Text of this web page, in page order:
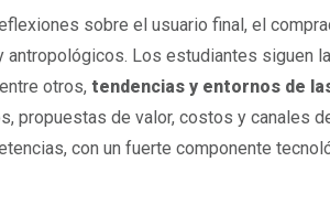
sobre el usuario final, el
Los estudiantes siguen
otros, tendencias y entornos de
propuestas de valor, costos y canales
con un fuerte componente